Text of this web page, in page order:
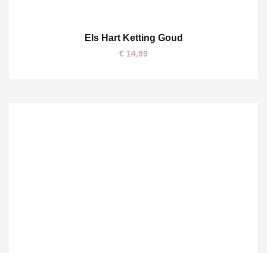
One size
Els Hart Ketting Goud
€ 14,99